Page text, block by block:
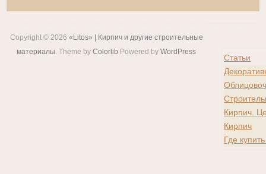
Статьи
Кирпич.
Кирпич
Где
Copyright © 2026 «Litos» | Кирпич и другие строительные
материалы. Theme byColorlib Powered byWordPress